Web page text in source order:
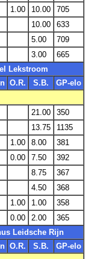
1.00 10.00
705
10.00
633
5.00
709
3.00
665
Lekstroom
O.R. S.B.
GP-elo
21.00
350
13.75
1135
1.00 8.00
381
0.00 7.50
392
8.75
367
4.50
368
1.00 1.00
358
0.00 2.00
365
Leidsche Rijn
O.R. S.B.
GP-elo